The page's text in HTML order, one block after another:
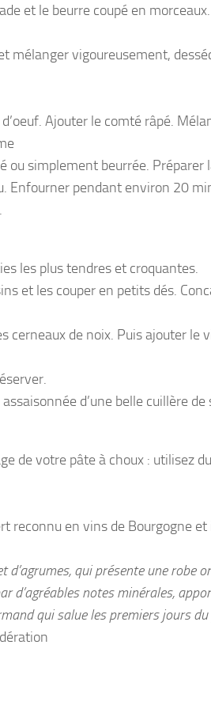
et le beurre coupé en
mélanger vigoureusement,
Ajouter le comté râpé.
ou simplement beurrée. Préparer
Enfourner pendant environ 20
les plus tendres et croquantes.
et les couper en petits dés.
cerneaux de noix. Puis ajouter le
d’une belle cuillère de
de votre pâte à choux : utilisez
reconnu en vins de Bourgogne
qui présente une robe
d’agréables notes minérales,
qui salue les premiers jours